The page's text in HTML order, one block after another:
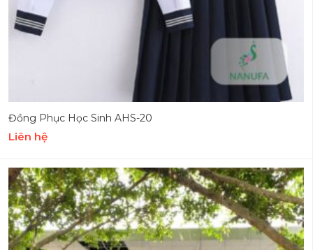
Đồng Phục Học Sinh AHS-20
Liên hệ